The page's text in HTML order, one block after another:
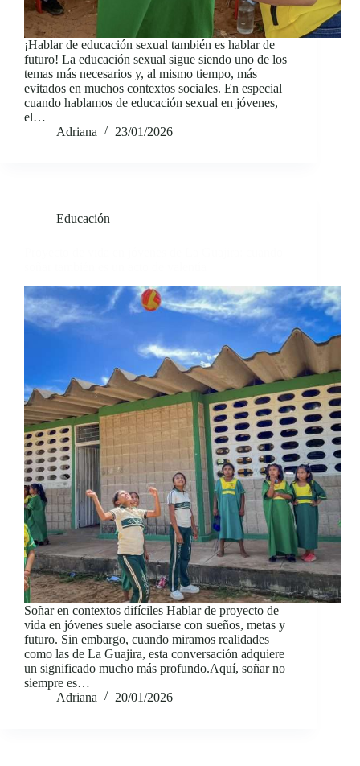
¡Hablar de educación sexual también es hablar de
futuro! La educación sexual sigue siendo uno de los
temas más necesarios y, al mismo tiempo, más
evitados en muchos contextos sociales. En especial
cuando hablamos de educación sexual en jóvenes,
el…
Adriana
23/01/2026
Educación
Soñar en contextos difíciles Hablar de proyecto de
vida en jóvenes suele asociarse con sueños, metas y
futuro. Sin embargo, cuando miramos realidades
como las de La Guajira, esta conversación adquiere
un significado mucho más profundo.Aquí, soñar no
siempre es…
Adriana
20/01/2026